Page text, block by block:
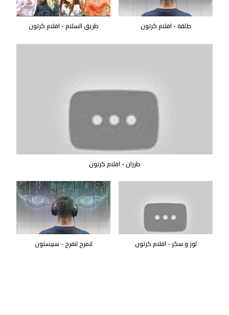
طلقة - افلام كرتون طريق السلام - افلام كرتون
طرزان - افلام كرتون
لوز و سكر - افلام كرتون لنمرح لنفرح - سبيستون